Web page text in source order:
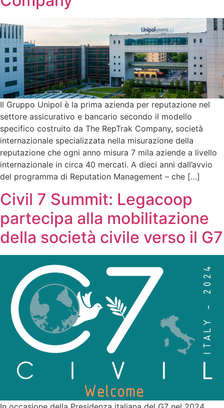
Il Gruppo Unipol è la prima azienda per reputazione nel
settore assicurativo e bancario secondo il modello
specifico costruito da The RepTrak Company, società
internazionale specializzata nella misurazione della
reputazione che ogni anno misura 7 mila aziende a livello
internazionale in circa 40 mercati. A dieci anni dall’avvio
del programma di Reputation Management – che […]
Civil 7 Summit: Legacoop
partecipa alla mobilitazione
della società civile verso il G7